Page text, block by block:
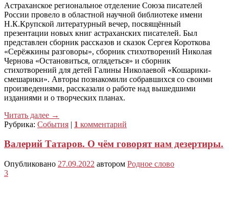
Астраханское региональное отделение Союза писателей
России провело в областной научной библиотеке имени
Н.К.Крупской литературный вечер, посвящённый
презентации новых книг астраханских писателей. Был
представлен сборник рассказов и сказок Сергея Короткова
«Серёжкины разговоры», сборник стихотворений Николая
Чернова «Остановиться, оглядеться» и сборник
стихотворений для детей Галины Николаевой «Кошарики-
смешарики». Авторы познакомили собравшихся со своими
произведениями, рассказали о работе над вышедшими
изданиями и о творческих планах.
Читать далее →
Рубрика: События | 1 комментарий
Валерий Татаров. О чём говорят нам дезертиры.
Опубликовано 27.09.2022 автором Родное слово
3